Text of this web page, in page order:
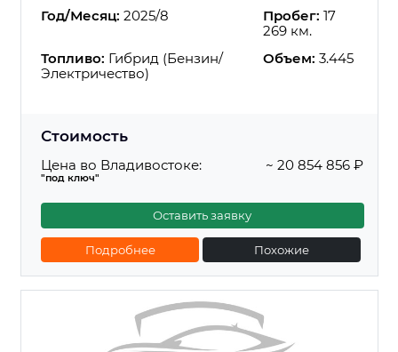
Год/Месяц: 2025/8 Пробег: 17
269 км.
Топливо: Гибрид (Бензин/
Электричество)
Объем: 3.445
Стоимость
Цена во Владивостоке:
"под ключ"
~ 20 854 856 ₽
Оставить заявку
Подробнее Похожие